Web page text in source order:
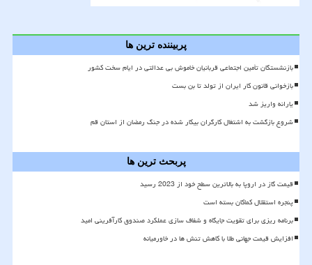
پربیننده ترین ها
بازنشستگان تأمین اجتماعی قربانیان خاموش بی عدالتی در ایام سخت کشور
بازخوانی قانون کار ایران از تولد تا بن بست
یارانه واریز شد
شروع بازگشت به اشتغال کارگران بیکار شده در جنگ رمضان از استان قم
پربحث ترین ها
قیمت گاز در اروپا به بالاترین سطح خود از 2023 رسید
پنجره استقلال کماکان بسته است
برنامه ریزی برای تقویت جایگاه و شفاف سازی عملکرد صندوق کارآفرینی امید
افزایش قیمت جهانی طلا با کاهش تنش ها در خاورمیانه